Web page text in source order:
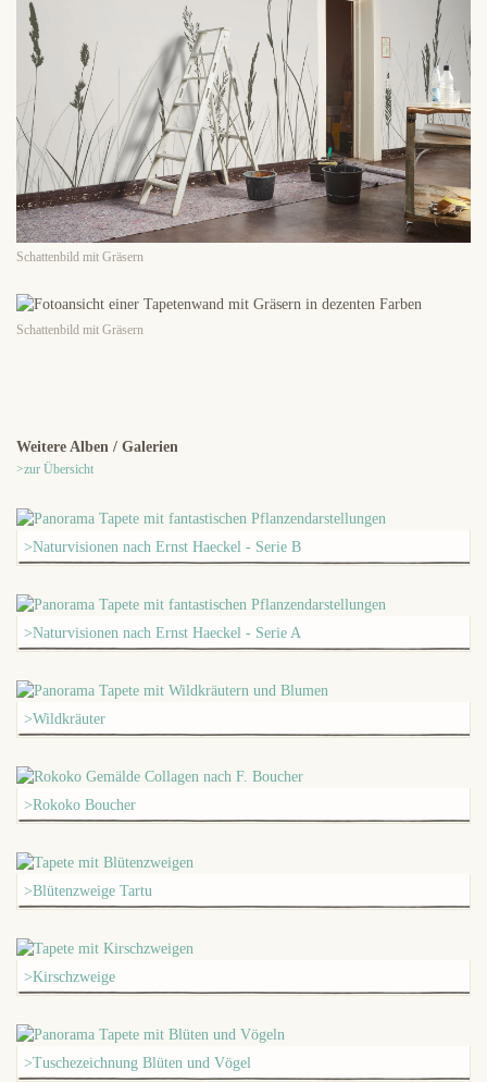
Schattenbild mit Gräsern
Schattenbild mit Gräsern
Weitere Alben / Galerien
>zur Übersicht
>Naturvisionen nach Ernst Haeckel - Serie B
>Naturvisionen nach Ernst Haeckel - Serie A
>Wildkräuter
>Rokoko Boucher
>Blütenzweige Tartu
>Kirschzweige
>Tuschezeichnung Blüten und Vögel